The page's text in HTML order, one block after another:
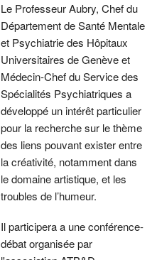
Le Professeur Aubry, Chef du
Département de Santé Mentale
et Psychiatrie des Hôpitaux
Universitaires de Genève et
Médecin-Chef du Service des
Spécialités Psychiatriques a
développé un intérêt particulier
pour la recherche sur le thème
des liens pouvant exister entre
la créativité, notamment dans
le domaine artistique, et les
troubles de l’humeur.
Il participera a une conférence-
débat organisée par